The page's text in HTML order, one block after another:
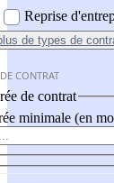
Reprise
de types de
CONTRAT
de contrat
minimale (en